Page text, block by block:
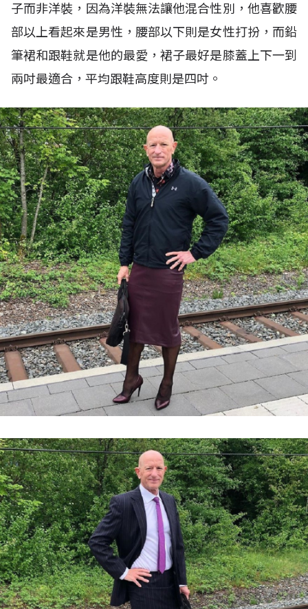
子而非洋裝，因為洋裝無法讓他混合性別，他喜歡腰
部以上看起來是男性，腰部以下則是女性打扮，而鉛
筆裙和跟鞋就是他的最愛，裙子最好是膝蓋上下一到
兩吋最適合，平均跟鞋高度則是四吋。